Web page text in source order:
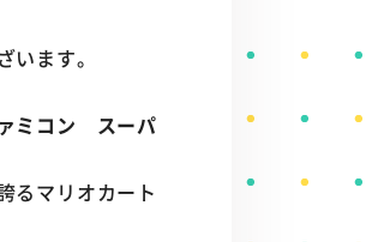
ます。
ァミコン スーパ
るマリオカート